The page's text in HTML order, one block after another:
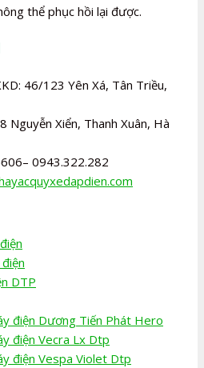
thể phục hồi lại được.
46/123 Yên Xá, Tân Triều,
Nguyễn Xiển, Thanh Xuân, Hà
0943.322.282
DTP
điện Dương Tiến Phát Hero
điện Vecra Lx Dtp
điện Vespa Violet Dtp